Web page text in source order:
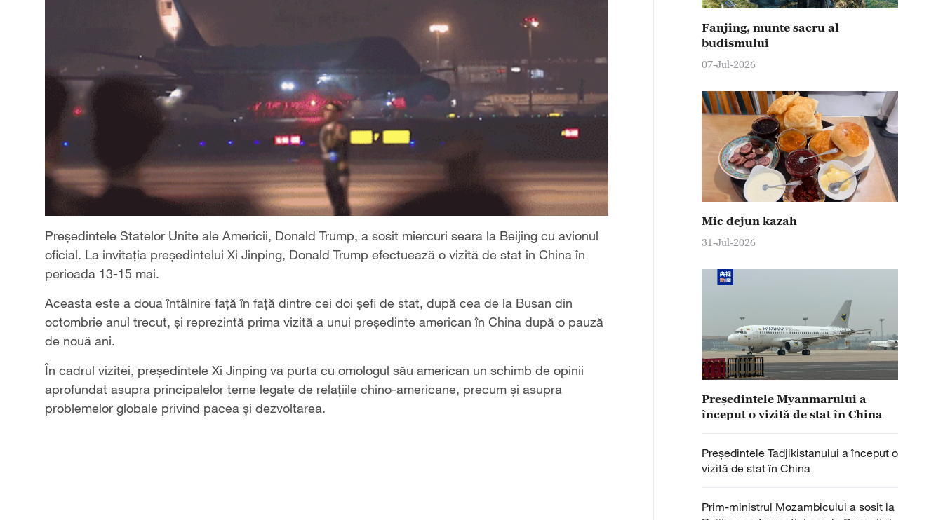
Președintele Statelor Unite ale Americii, Donald Trump, a sosit miercuri seara la Beijing cu avionul
oficial. La invitația președintelui Xi Jinping, Donald Trump efectuează o vizită de stat în China în
perioada 13-15 mai.
Aceasta este a doua întâlnire față în față dintre cei doi șefi de stat, după cea de la Busan din
octombrie anul trecut, și reprezintă prima vizită a unui președinte american în China după o pauză
de nouă ani.
În cadrul vizitei, președintele Xi Jinping va purta cu omologul său american un schimb de opinii
aprofundat asupra principalelor teme legate de relațiile chino-americane, precum și asupra
problemelor globale privind pacea și dezvoltarea.
Fanjing, munte sacru al
budismului
07-Jul-2026
Mic dejun kazah
31-Jul-2026
Președintele Myanmarului a
început o vizită de stat în China
Președintele Tadjikistanului a început o
vizită de stat în China
Prim-ministrul Mozambicului a sosit la